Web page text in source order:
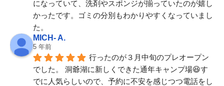
になっていて、洗剤やスポンジが揃っていたのが嬉し
かったです。ゴミの分別もわかりやすくなっていまし
た。
MICH- A.
5 年前
行ったのが３月中旬のプレオープン
でした。 洞爺湖に新しくできた通年キャンプ場😆す
でに人気らしいので、予約に不安を感じつつ電話をし